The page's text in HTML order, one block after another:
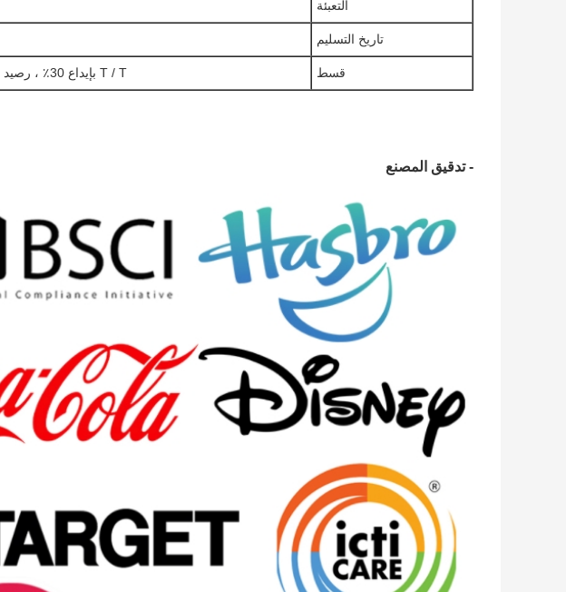
التعبئة
تاريخ التسليم
قسط T / T بإيداع 30٪ ، رصيد 70٪ ضد نسخة B / L.
- تدقيق المصنع